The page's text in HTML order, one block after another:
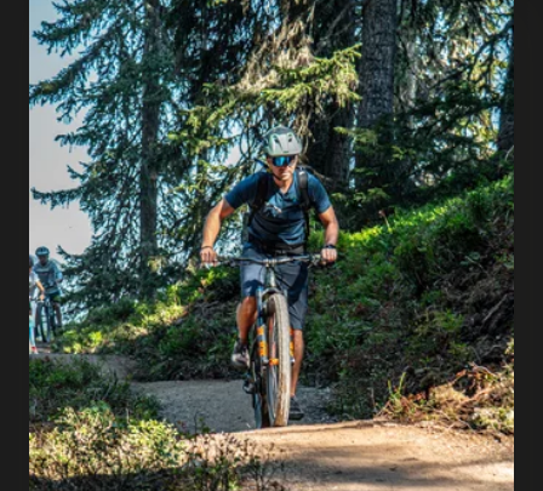
Feel the mountain air
Summer tickets